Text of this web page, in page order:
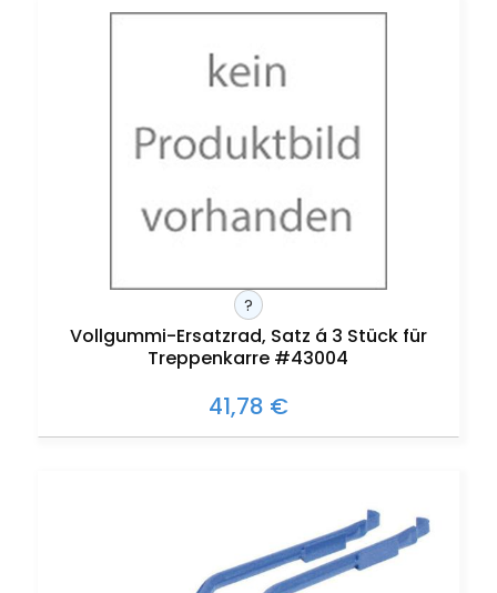
?
Vollgummi-Ersatzrad, Satz á 3 Stück für
Treppenkarre #43004
41,78 €